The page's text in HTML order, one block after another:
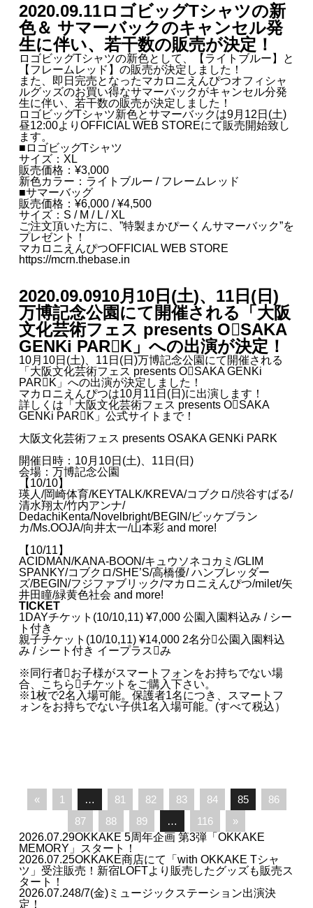
2020.09.11ロゴビッグTシャツの新
色＆ サマーバックのキャンセル発
生に伴い、若干数の販売が決定！
ロゴビッグTシャツの新色として、【ライトブルー】と
【フレームレッド】の販売が決定しました！
また、即日完売となったマカロニえんぴつオフィシャ
ルグッズのお買い得なサマーバックがキャンセル分発
生に伴い、若干数の販売が決定しました！
ロゴビッグTシャツ新色とサマーバックは9月12日(土)
昼12:00よりOFFICIAL WEB STOREにて販売開始致し
ます。
■ロゴビッグTシャツ
サイズ：XL
販売価格：¥3,000
新色カラー：ライトブルー / フレームレッド
■サマーバッグ
販売価格：¥6,000 / ¥4,500
サイズ：S / M / L / XL
ご注文頂いた方に、”特製まかぴーくんサマーバック”を
プレゼント！
マカロニえんぴつOFFICIAL WEB STORE
https://mcrn.thebase.in
2020.09.0910月10日(土)、11日(日)
万博記念公園にて開催される「大阪
文化芸術フェス presents O􏳛SAKA
GENKi PAR􏳜K」への出演が決定！
10月10日(土)、11日(日)万博記念公園にて開催される
「大阪文化芸術フェス presents O􏳛SAKA GENKi
PAR􏳜K」への出演が決定しました！
マカロニえんぴつは10月11日(日)に出演します！
詳しくは 「大阪文化芸術フェス presents O􏳛SAKA
GENKi PAR􏳜K」公式サイト まで！
大阪文化芸術フェス presents OSAKA GENKi PARK
開催日時：10月10日(土)、11日(日)
会場：万博記念公園
【10/10】
瑛人/岡崎体育/KEYTALK/KREVA/コブクロ/渋谷すばる/
清水翔太/竹内アンナ/
DedachiKenta/Novelbright/BEGIN/ビッケブラン
カ/Ms.OOJA/向井太一/山本彩 and more!
【10/11】
ACIDMAN/KANA-BOON/キュウソネコカミ/GLIM
SPANKY/コブクロ/SHE’S/高橋優/ ハンブレッダー
ズ/BEGIN/フジファブリック/マカロニえんぴつ/milet/矢
井田瞳/緑黄色社会 and more!
TICKET
1DAYチケット(10/10,11) ¥7,000 公園入園料込み / シー
ト付き
親子チケット(10/10,11) ¥14,000 2名分􏳝公園入園料込
み / シート付き イープラス􏳝み
※同行者􏳝お子様がスマートフォンをお持ちでない場
合、こちら􏳝チケットをご購入下さい。
※1枚で2名入場可能。保護者1名につき、スマートフ
ォンをお持ちでない子供1名入場可能。(すべて税込）
« 1 … 81 82 83 84 85
86
87
88 89 … 116
»
2026.07.29OKKAKE 5周年企画 第3弾「OKKAKE
MEMORY」スタート！
2026.07.25OKKAKE商店にて「with OKKAKE Tシャ
ツ」受注販売！新宿LOFTより販売したグッズも販売ス
タート！
2026.07.248/7(金)ミュージックステーション出演決
定！